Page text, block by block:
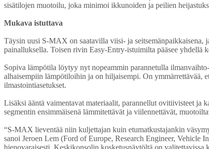
sisätilojen muotoilu, joka minimoi ikkunoiden ja peilien
Mukava istuttava
Täysin uusi S-MAX on saatavilla viisi- ja seitsemänpaikkaisena,
painalluksella. Toisen rivin Easy-Entry-istuimilta pääsee yhdellä
Sopiva lämpötila löytyy nyt nopeammin parannetulla
alhaisempiin lämpötiloihin ja on hiljaisempi. On ymmärrettävää,
ilmastointiasetukset.
Lisäksi ääntä vaimentavat materiaalit, parannellut ovitiivisteet ja
segmentin ensimmäisenä lämmitettävät ja viilennettävät,
“S-MAX lieventää niin kuljettajan kuin etumatkustajankin
sanoi Jeroen Lem (Ford of Europe, Research Engineer, Vehicle
hienovaraisesti. Keskikonsolin kosketusnäytöltä on valitettavissa